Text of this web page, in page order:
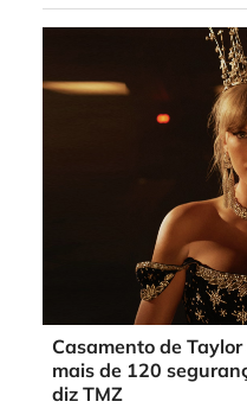
Casamento de
mais de 120
diz TMZ